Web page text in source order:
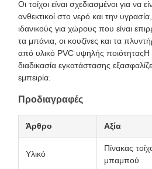
Οι τοίχοι είναι σχεδιασμένοι για να
ανθεκτικοί στο νερό και την
ιδανικούς για χώρους που είναι
τα μπάνια, οι κουζίνες και τα
από υλικό PVC υψηλής ποιότηταςΗ
διαδικασία εγκατάστασης
εμπειρία.
Προδιαγραφές
Άρθρο Αξία
Υλικό
Πίνακας
μπαμπού